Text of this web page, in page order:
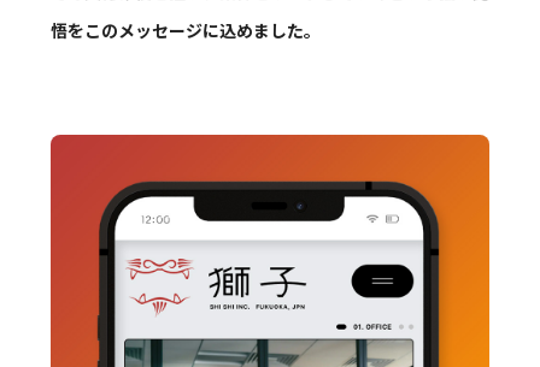
悟をこのメッセージに込めました。